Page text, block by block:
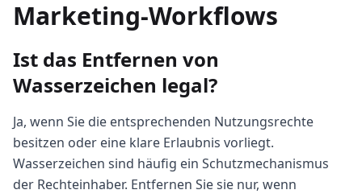
Marketing-Workflows
Ist das Entfernen von
Wasserzeichen legal?
Ja, wenn Sie die entsprechenden Nutzungsrechte
besitzen oder eine klare Erlaubnis vorliegt.
Wasserzeichen sind häufig ein Schutzmechanismus
der Rechteinhaber. Entfernen Sie sie nur, wenn